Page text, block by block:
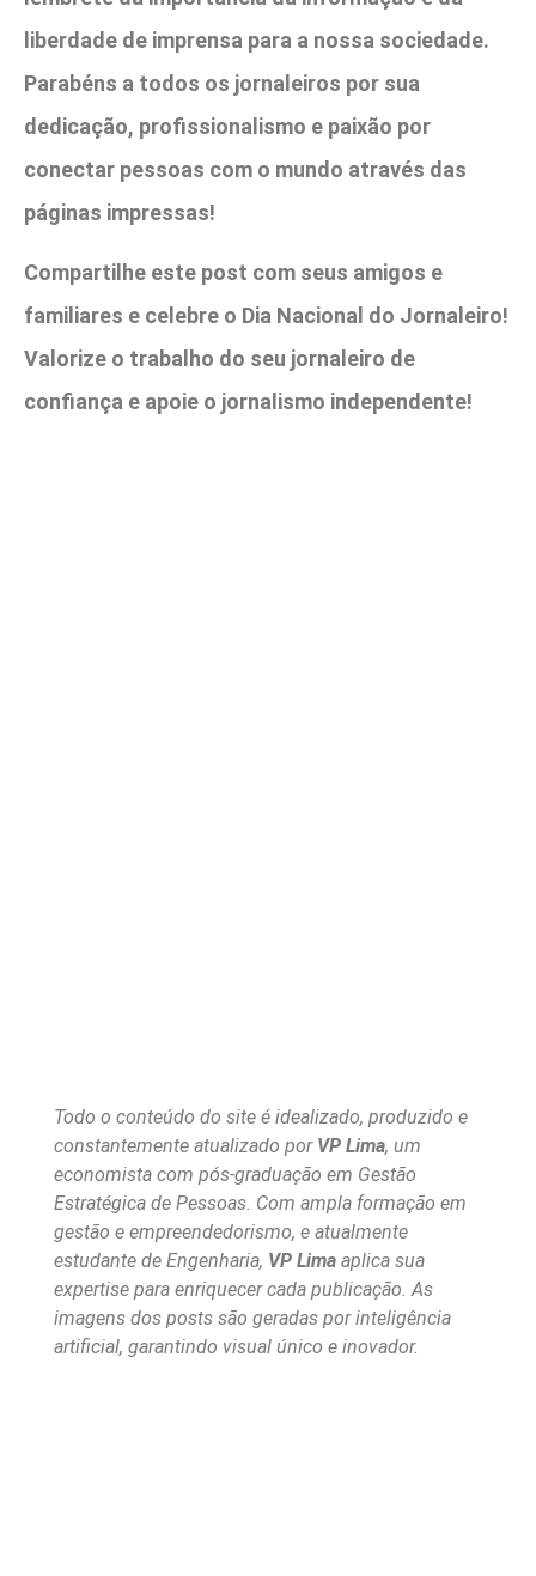
liberdade de imprensa para a nossa sociedade.
Parabéns a todos os jornaleiros por sua
dedicação, profissionalismo e paixão por
conectar pessoas com o mundo através das
páginas impressas!
Compartilhe este post com seus amigos e
familiares e celebre o Dia Nacional do Jornaleiro!
Valorize o trabalho do seu jornaleiro de
confiança e apoie o jornalismo independente!
Todo o conteúdo do site é idealizado, produzido e
constantemente atualizado por VP Lima, um
economista com pós-graduação em Gestão
Estratégica de Pessoas. Com ampla formação em
gestão e empreendedorismo, e atualmente
estudante de Engenharia, VP Lima aplica sua
expertise para enriquecer cada publicação. As
imagens dos posts são geradas por inteligência
artificial, garantindo visual único e inovador.